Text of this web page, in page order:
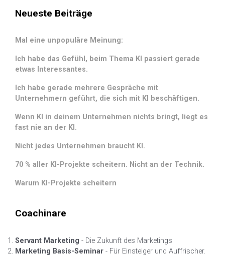
Neueste Beiträge
Mal eine unpopuläre Meinung:
Ich habe das Gefühl, beim Thema KI passiert gerade
etwas Interessantes.
Ich habe gerade mehrere Gespräche mit
Unternehmern geführt, die sich mit KI beschäftigen.
Wenn KI in deinem Unternehmen nichts bringt, liegt es
fast nie an der KI.
Nicht jedes Unternehmen braucht KI.
70 % aller KI-Projekte scheitern. Nicht an der Technik.
Warum KI-Projekte scheitern
Coachinare
Servant Marketing - Die Zukunft des Marketings
Marketing Basis-Seminar - Für Einsteiger und Auffrischer.